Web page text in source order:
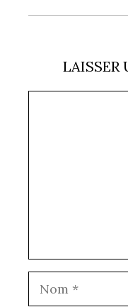
LAISSER